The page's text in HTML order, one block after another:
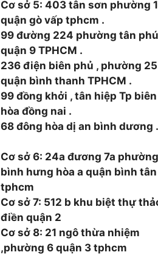
Cơ sở 5: 403 tân sơn phường
quận gò vấp tphcm .
99 đường 224 phường tân phú
quận 9 TPHCM .
236 điện biên phủ , phường 25
quận bình thanh TPHCM .
99 đồng khởi , tân hiệp Tp biên
hòa đồng nai .
68 đông hòa dị an bình dương .
Cơ sở 6: 24a đương 7a phường
bình hưng hòa a quận bình tân
tphcm
Cơ sở 7: 512 b khu biệt thự
điền quận 2
Cơ sở 8: 21 ngô thừa nhiệm
,phường 6 quận 3 tphcm